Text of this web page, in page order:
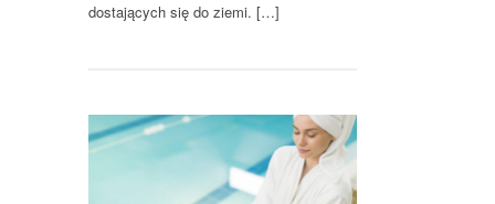
dostających się do ziemi. […]